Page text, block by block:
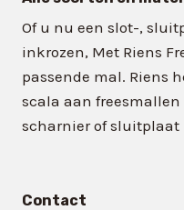
Of u nu een slot-,
inkrozen, Met Riens
passende mal. Riens
scala aan freesmallen
scharnier of sluitplaat
Contact